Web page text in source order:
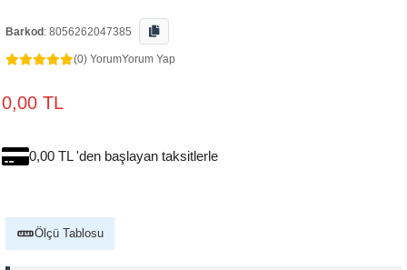
Barkod : 8056262047385
(0) YorumYorum Yap
0,00 TL
0,00 TL 'den başlayan taksitlerle
Ölçü Tablosu